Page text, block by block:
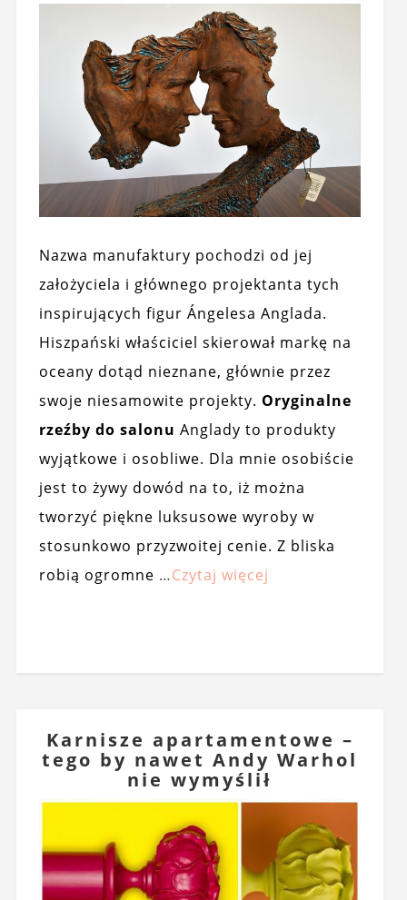
Nazwa manufaktury pochodzi od jej
założyciela i głównego projektanta tych
inspirujących figur Ángelesa Anglada.
Hiszpański właściciel skierował markę na
oceany dotąd nieznane, głównie przez
swoje niesamowite projekty. Oryginalne
rzeźby do salonu Anglady to produkty
wyjątkowe i osobliwe. Dla mnie osobiście
jest to żywy dowód na to, iż można
tworzyć piękne luksusowe wyroby w
stosunkowo przyzwoitej cenie. Z bliska
robią ogromne …Czytaj więcej
Karnisze apartamentowe –
tego by nawet Andy Warhol
nie wymyślił